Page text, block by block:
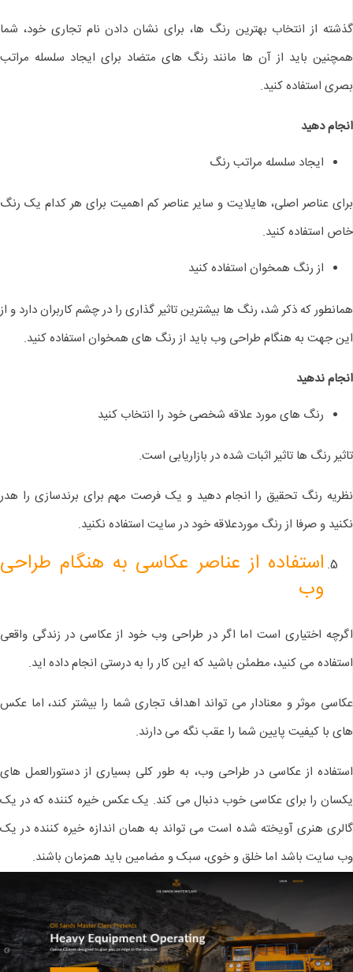
گذشته از انتخاب بهترین رنگ ها، برای نشان دادن نام تجاری خود، شما
همچنین باید از آن ها مانند رنگ های متضاد برای ایجاد سلسله مراتب
بصری استفاده کنید.
انجام دهید
ایجاد سلسله مراتب رنگ
برای عناصر اصلی، هایلایت و سایر عناصر کم اهمیت برای هر کدام یک رنگ
خاص استفاده کنید.
از رنگ همخوان استفاده کنید
همانطور که ذکر شد، رنگ ها بیشترین تاثیر گذاری را در چشم کاربران دارد و از
این جهت به هنگام طراحی وب باید از رنگ های همخوان استفاده کنید.
انجام ندهید
رنگ های مورد علاقه شخصی خود را انتخاب کنید
تاثیر رنگ ها تاثیر اثبات شده در بازاریابی است.
نظریه رنگ تحقیق را انجام دهید و یک فرصت مهم برای برندسازی را هدر
نکنید و صرفا از رنگ موردعلاقه خود در سایت استفاده نکنید.
استفاده از عناصر عکاسی به هنگام طراحی
وب
اگرچه اختیاری است اما اگر در طراحی وب خود از عكاسی در زندگی واقعی
استفاده می كنید، مطمئن باشید كه این كار را به درستی انجام داده اید.
عکاسی موثر و معنادار می تواند اهداف تجاری شما را بیشتر کند، اما عکس
های با کیفیت پایین شما را عقب نگه می دارند.
استفاده از عکاسی در طراحی وب، به طور کلی بسیاری از دستورالعمل های
یکسان را برای عکاسی خوب دنبال می کند. یک عکس خیره کننده که در یک
گالری هنری آویخته شده است می تواند به همان اندازه خیره کننده در یک
وب سایت باشد اما خلق و خوی، سبک و مضامین باید همزمان باشند.